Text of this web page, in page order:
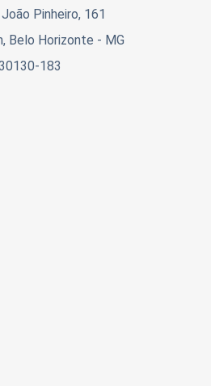
Pinheiro, 161
Belo Horizonte - MG
183